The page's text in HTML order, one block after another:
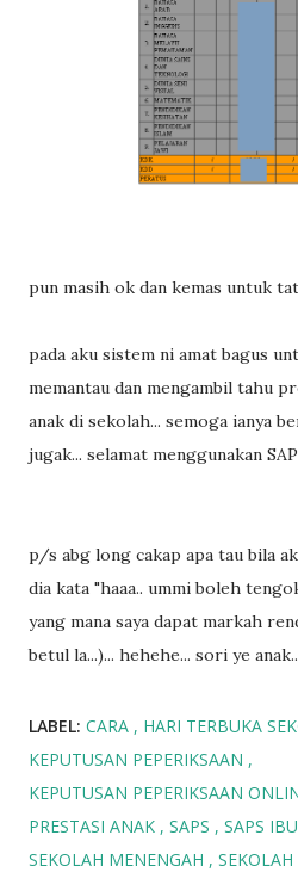
pun masih ok dan kemas untuk
pada aku sistem ni amat bagus
memantau dan mengambil tahu
anak di sekolah... semoga ianya
jugak... selamat menggunakan
p/s abg long cakap apa tau bila
dia kata "haaa.. ummi boleh
yang mana saya dapat markah
betul la...)... hehehe... sori ye
LABEL: CARA HARI TERBUKA
KEPUTUSAN PEPERIKSAAN
KEPUTUSAN PEPERIKSAAN
PRESTASI ANAK
SAPS
SAPS
SEKOLAH MENENGAH